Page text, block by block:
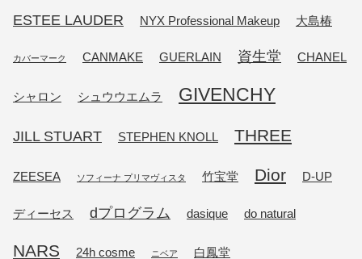
ESTEE LAUDER NYX Professional Makeup 大島椿
カバーマーク CANMAKE GUERLAIN 資生堂 CHANEL
シャロン シュウウエムラ GIVENCHY
JILL STUART STEPHEN KNOLL THREE
ZEESEA ソフィーナ プリマヴィスタ 竹宝堂 Dior D-UP
ディーセス dプログラム dasique do natural
NARS 24h cosme ニベア 白鳳堂